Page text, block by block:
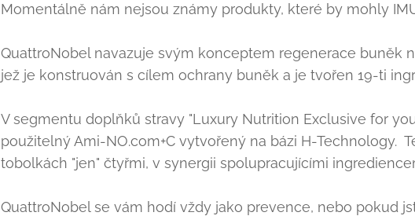
Momentálně nám nejsou známy produkty, které by mohly
QuattroNobel navazuje svým konceptem regenerace buněk
jež je konstruován s cílem ochrany buněk a je tvořen 19-ti
V segmentu doplňků stravy "Luxury Nutrition Exclusive for
použitelný Ami-NO.com+C vytvořený na bázi H-Technology.
tobolkách "jen" čtyřmi, v synergii spolupracujícími
QuattroNobel se vám hodí vždy jako prevence, nebo pokud